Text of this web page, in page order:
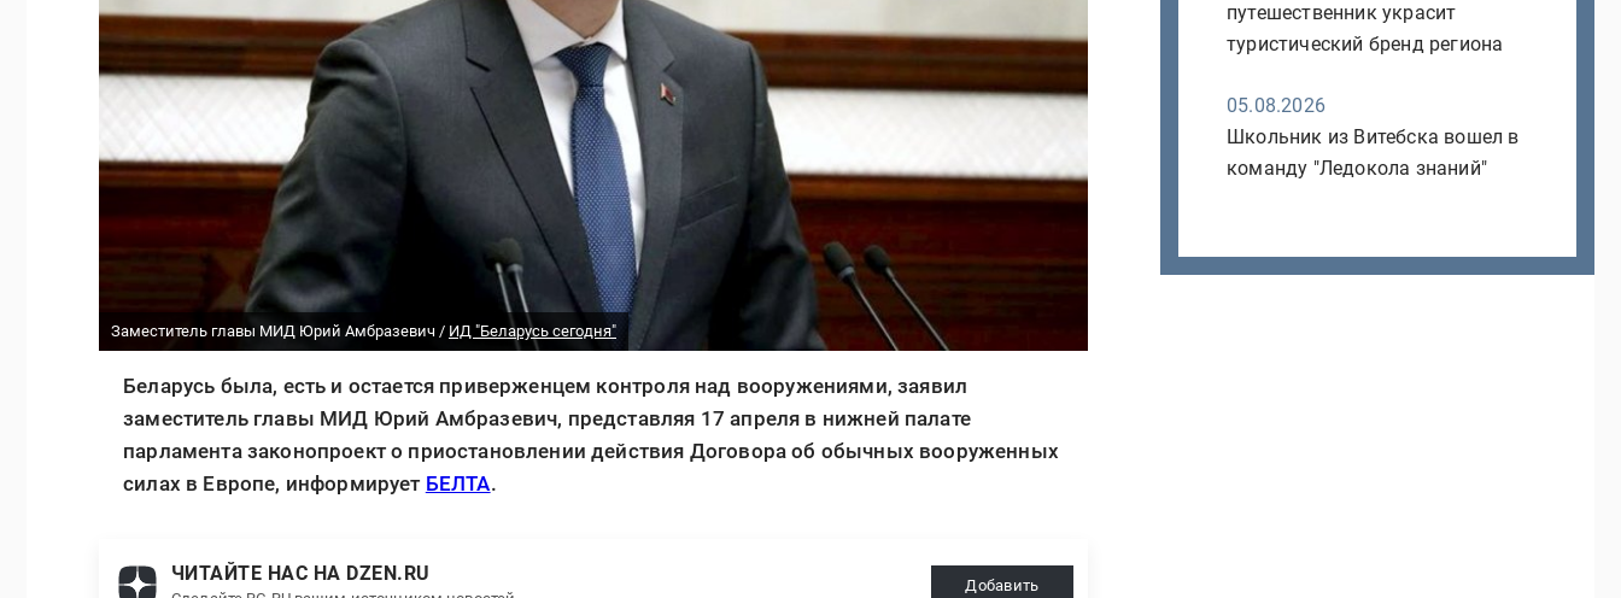
Заместитель главы МИД Юрий Амбразевич / ИД "Беларусь сегодня"
Беларусь была, есть и остается приверженцем контроля над вооружениями, заявил
заместитель главы МИД Юрий Амбразевич, представляя 17 апреля в нижней палате
парламента законопроект о приостановлении действия Договора об обычных вооруженных
силах в Европе, информирует БЕЛТА.
ЧИТАЙТЕ НАС НА DZEN.RU Добавить
путешественник украсит
туристический бренд региона
05.08.2026
Школьник из Витебска вошел в
команду "Ледокола знаний"